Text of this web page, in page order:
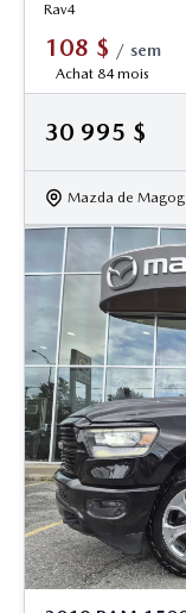
Rav4
108 $ / sem
Achat 84 mois
30 995 $
Mazda de Magog